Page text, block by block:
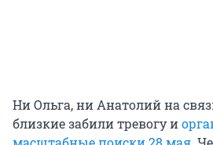
Ни Ольга, ни Анатолий на
близкие забили тревогу и